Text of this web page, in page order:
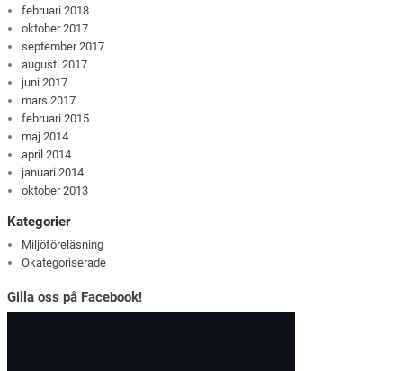
februari 2018
oktober 2017
september 2017
augusti 2017
juni 2017
mars 2017
februari 2015
maj 2014
april 2014
januari 2014
oktober 2013
Kategorier
Miljöföreläsning
Okategoriserade
Gilla oss på Facebook!